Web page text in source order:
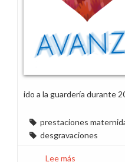
ido a la guardería durante
prestaciones
desgravaciones
Lee más